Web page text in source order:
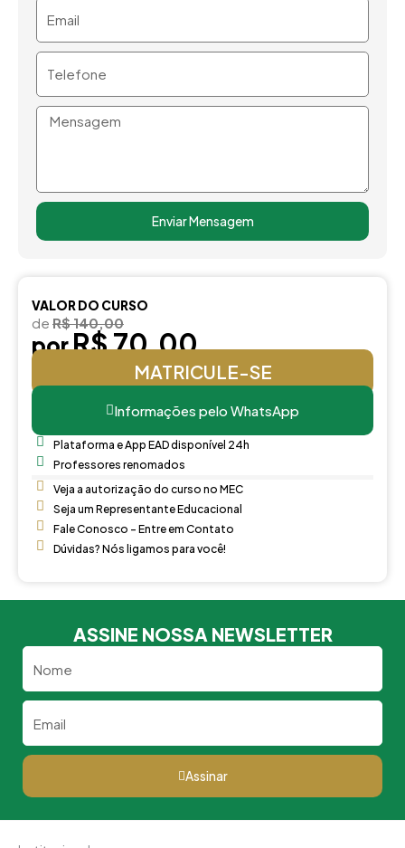
Mensagem
Enviar Mensagem
VALOR DO CURSO
de R$ 140,00
porR$ 70,00
MATRICULE-SE
Informações pelo WhatsApp
Plataforma e App EAD disponível 24h
Professores renomados
Veja a autorização do curso no MEC
Seja um Representante Educacional
Fale Conosco - Entre em Contato
Dúvidas? Nós ligamos para você!
ASSINE NOSSA NEWSLETTER
Assinar